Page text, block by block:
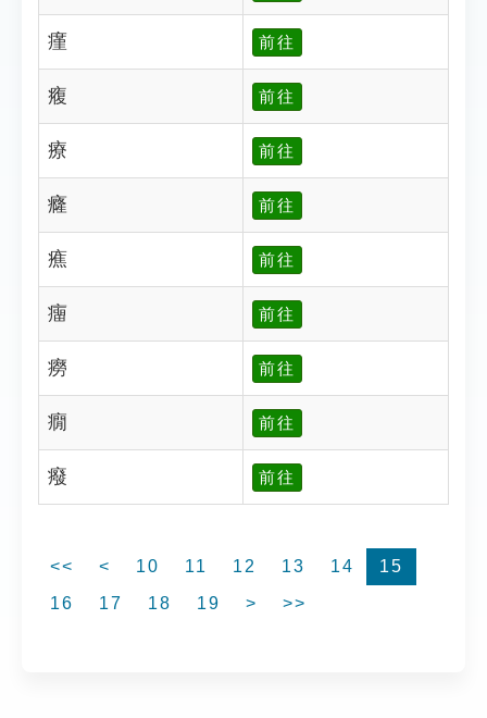
瘽 前往
癁 前往
療 前往
癃 前往
癄 前往
癅 前往
癆 前往
癇 前往
癈 前往
<< < 10 11 12 13 14
15
16
17 18 19 > >>